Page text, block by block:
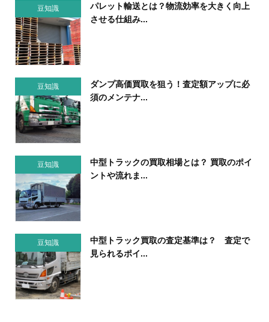
豆知識
パレット輸送とは？物流効率を大きく向上
させる仕組み...
豆知識
ダンプ高価買取を狙う！査定額アップに必
須のメンテナ...
豆知識
中型トラックの買取相場とは？ 買取のポイ
ントや流れま...
豆知識
中型トラック買取の査定基準は？ 査定で
見られるポイ...